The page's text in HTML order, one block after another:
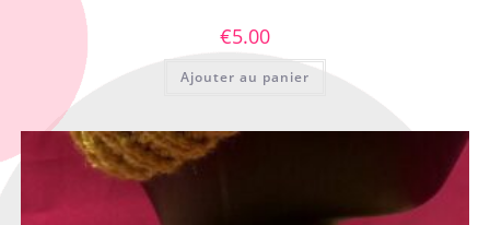
€5.00
Ajouter au panier